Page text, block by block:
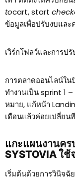
tocart, start
ข้อมูลเพื่อปรับงบและ
เวิร์กโฟลว์และการป
การตลาดออนไลน์ใน
ทำงานเป็น sprint 1
หมาย, แก้หน้า
เดือนแล้วค่อยเปลี่ยน
แกะแผนงานคร
SYSTOVIA ใช้
เริ่มต้นด้วยการวินิจฉั